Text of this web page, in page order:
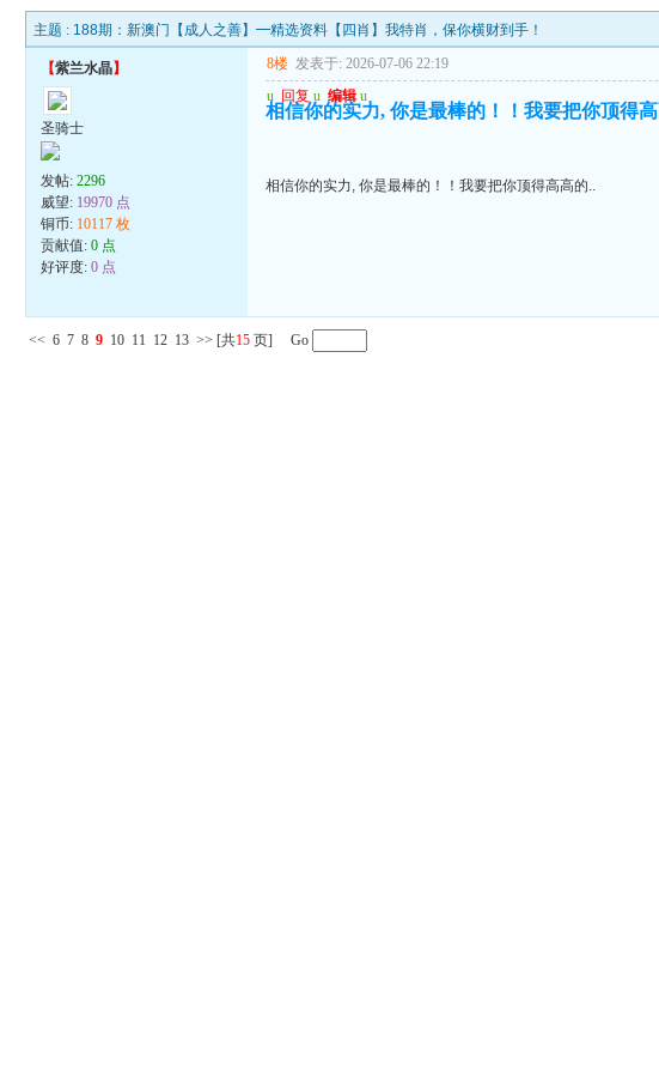
主题 : 188期：新澳门【成人之善】━精选资料【四肖】我特肖，保你横财到手！
【紫兰水晶】
圣骑士
发帖:2296
威望: 19970 点
铜币: 10117 枚
贡献值:0 点
好评度:0 点
8楼 发表于: 2026-07-06 22:19
u 回复 u 编辑 u
相信你的实力, 你是最棒的！！我要把你顶得
相信你的实力, 你是最棒的！！我要把你顶得高高的..
<< 6 7 8 9 10 11 12 13 >> [共15 页] Go